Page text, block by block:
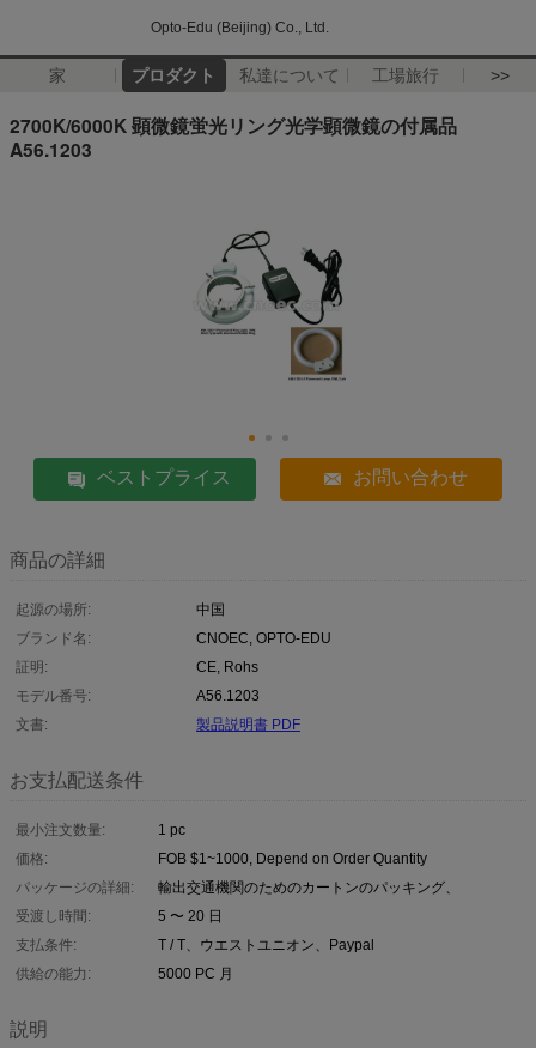
Opto-Edu (Beijing) Co., Ltd.
家 プロダクト 私達について 工場旅行 >>
2700K/6000K 顕微鏡蛍光リング光学顕微鏡の付属品
A56.1203
ベストプライス お問い合わせ
商品の詳細
起源の場所:
中国
ブランド名:
CNOEC, OPTO-EDU
証明:
CE, Rohs
モデル番号:
A56.1203
文書:
製品説明書 PDF
お支払配送条件
最小注文数量:
1 pc
価格:
FOB $1~1000, Depend on Order Quantity
パッケージの詳細:
輸出交通機関のためのカートンのパッキング、
受渡し時間:
5 〜 20 日
支払条件:
T / T、ウエストユニオン、Paypal
供給の能力:
5000 PC 月
説明